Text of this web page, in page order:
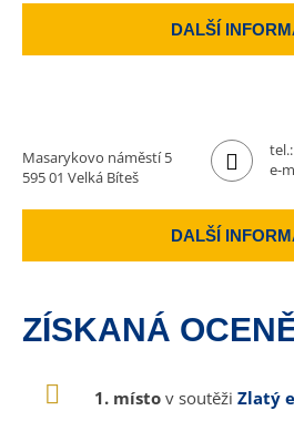
DALŠÍ
Masarykovo náměstí 5
595 01 Velká Bíteš
tel.:
e-
DALŠÍ
ZÍSKANÁ
1. místo v soutěži Zlatý